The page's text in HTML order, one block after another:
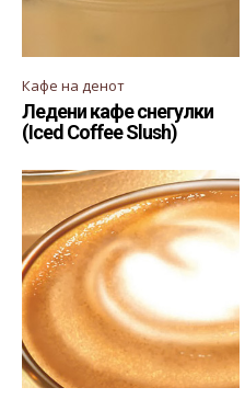
Кафе на денот
Ледени кафе снегулки
(Iced Coffee Slush)